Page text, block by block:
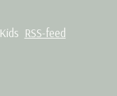
RSS-feed